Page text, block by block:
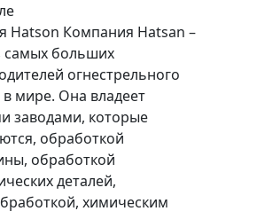
Hatson Компания Hatsan –
самых больших
огнестрельного
мире. Она владеет
заводами, которые
обработкой
обработкой
деталей,
химическим